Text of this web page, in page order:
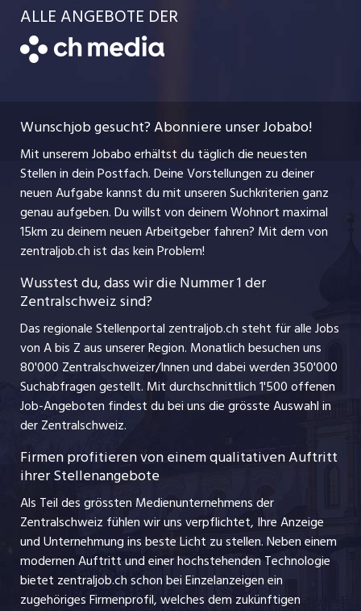
Kanton Schwyz
Festanstellungen
Freelance Jobs
Praktika
Lehrstellen
Ferienjobs
Führungspositionen
Jobline
Bewerber-Cockpit
Job-Coach
Bewerbung
Jobs bei der CH Media
Nutzungsbedingungen
Impressum
CH Media
jobbasel.ch
jobbern.ch
jobmittelland.ch
schaffu.ch (VS)
ajourjob.ch
ALLE ANGEBOTE DER
Wunschjob gesucht? Abonniere unser Jobabo!
Mit unserem Jobabo erhältst du täglich die neuesten
Stellen in dein Postfach. Deine Vorstellungen zu deiner
neuen Aufgabe kannst du mit unseren Suchkriterien ganz
genau aufgeben. Du willst von deinem Wohnort maximal
15km zu deinem neuen Arbeitgeber fahren? Mit demvon
zentraljob.ch ist das kein Problem!
Wusstest du, dass wir die Nummer 1 der
Zentralschweiz sind?
Das regionale Stellenportal zentraljob.ch steht für alle Jobs
von A bis Z aus unserer Region. Monatlich besuchen uns
80'000 Zentralschweizer/Innen und dabei werden 350'000
Suchabfragen gestellt. Mit durchschnittlich 1'500 offenen
Job-Angeboten findest du bei uns die grösste Auswahl in
der Zentralschweiz.
Firmen profitieren von einem qualitativen Auftritt
ihrer Stellenangebote
Als Teil des grössten Medienunternehmens der
Zentralschweiz fühlen wir uns verpflichtet, Ihre Anzeige
und Unternehmung ins beste Licht zu stellen. Neben einem
modernen Auftritt und einer hochstehenden Technologie
bietet zentraljob.ch schon bei Einzelanzeigen ein
zugehöriges Firmenprofil, welches dem zukünftigen